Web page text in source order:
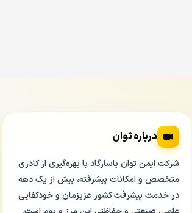
درباره توان
شرکت ایمن توان پاسارگاد با بهره‌گیری از کادری
متخصص و امکانات پیشرفته، بیش از یک دهه
در خدمت پیشرفت کشور عزیزمان و خودکفایی